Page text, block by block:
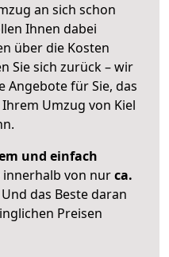
an sich schon
Ihnen dabei
über die Kosten
Sie sich zurück – wir
Angebote für Sie, das
Umzug von Kiel
und einfach
innerhalb von nurca.
das Beste daran
Preisen